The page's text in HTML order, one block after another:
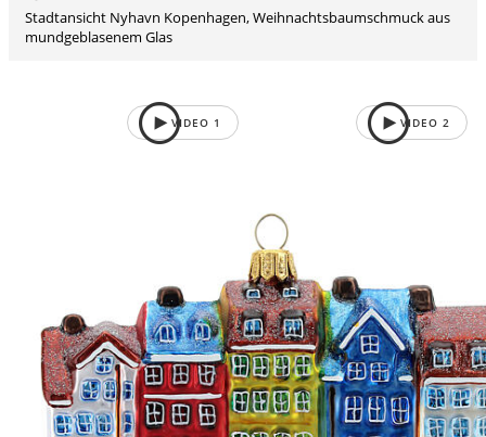
Stadtansicht Nyhavn Kopenhagen, Weihnachtsbaumschmuck aus
mundgeblasenem Glas
VIDEO 1 VIDEO 2